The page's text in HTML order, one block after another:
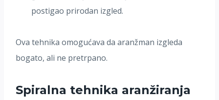
postigao prirodan izgled.
Ova tehnika omogućava da aranžman izgleda
bogato, ali ne pretrpano.
Spiralna tehnika aranžiranja